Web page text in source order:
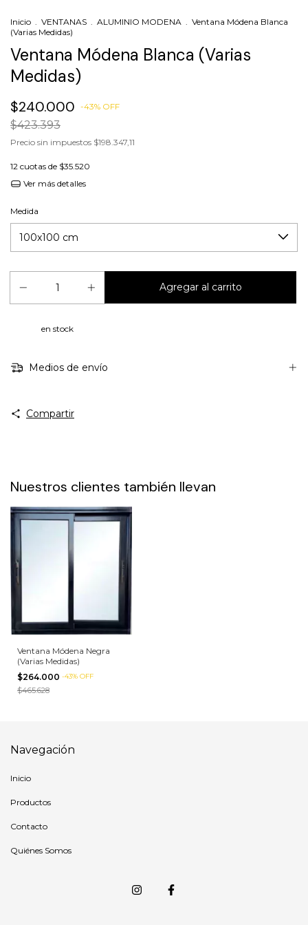
Inicio VENTANAS ALUMINIO MODENA
Ventana Módena Blanca
(Varias Medidas)
Ventana Módena Blanca (Varias
Medidas)
$240.000 -43% OFF
$423.393
Precio sin impuestos $198.347,11
12 cuotas de $35.520
Ver más detalles
Medida
en stock
Medios de envío
Compartir
Nuestros clientes también llevan
Ventana Módena Negra
(Varias Medidas)
$264.000 -43% OFF
$465.628
Navegación
Inicio
Productos
Contacto
Quiénes Somos